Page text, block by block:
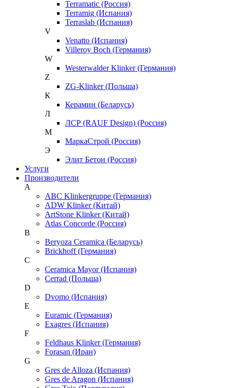
Terramatic (Россия)
Terramig (Испания)
Terraslab (Испания)
V
Venatto (Испания)
Villeroy Boch (Германия)
W
Westerwalder Klinker (Германия)
Z
ZG-Klinker (Польша)
К
Керамин (Беларусь)
Л
ЛСР (RAUF Design) (Россия)
М
МаркаСтрой (Россия)
Э
Элит Бетон (Россия)
Услуги
Производители
A
ABC Klinkergruppe (Германия)
ADW Klinker (Китай)
ArtStone Klinker (Китай)
Atlas Concorde (Россия)
B
Beryoza Ceramica (Беларусь)
Brickhoff (Германия)
C
Ceramica Mayor (Испания)
Cerrad (Польша)
D
Dvomo (Испания)
E
Euramic (Германия)
Exagres (Испания)
F
Feldhaus Klinker (Германия)
Forasan (Иран)
G
Gres de Alloza (Испания)
Gres de Aragon (Испания)